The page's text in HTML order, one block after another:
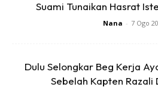
Suami Tunaikan Hasrat
Nana - 7 Ogo
Dulu Selongkar Beg Kerja
Sebelah Kapten Razali